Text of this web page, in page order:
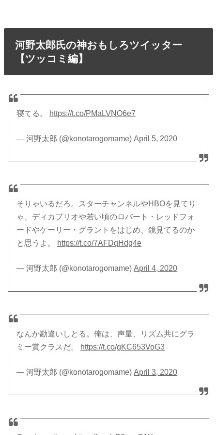
河野太郎氏の神おもしろツイッター
【ツッコミ編】
寝てる。 https://t.co/PMaLVNO6e7
— 河野太郎 (@konotarogomame)April 5, 2020
そりゃいるだろ。スターチャンネルやHBOを見てり
ゃ、ディカプリオや若い頃のロバート・レッドフォ
ードやケーリー・グラントをはじめ、鏡見てるのか
と思うよ。
https://t.co/7AFDqHdg4e
— 河野太郎 (@konotarogomame)April 4, 2020
なんか勘違いしとる。俺は、声量、リズム共にグラ
ミー賞クラスだ。
https://t.co/gKC653VoG3
— 河野太郎 (@konotarogomame)April 3, 2020